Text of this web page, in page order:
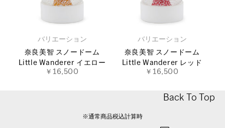
バリエーション
奈良美智 スノードーム
Little Wanderer イエロー
￥16,500
バリエーション
奈良美智 スノードーム
Little Wanderer レッド
￥16,500
Back To Top
※通常商品税込計算時